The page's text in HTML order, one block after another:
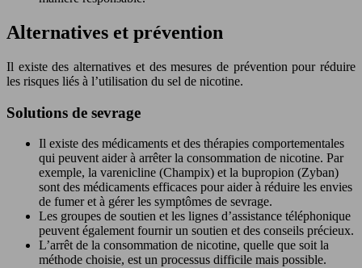
Alternatives et prévention
Il existe des alternatives et des mesures de prévention pour réduire
les risques liés à l’utilisation du sel de nicotine.
Solutions de sevrage
Il existe des médicaments et des thérapies comportementales
qui peuvent aider à arrêter la consommation de nicotine. Par
exemple, la varenicline (Champix) et la bupropion (Zyban)
sont des médicaments efficaces pour aider à réduire les envies
de fumer et à gérer les symptômes de sevrage.
Les groupes de soutien et les lignes d’assistance téléphonique
peuvent également fournir un soutien et des conseils précieux.
L’arrêt de la consommation de nicotine, quelle que soit la
méthode choisie, est un processus difficile mais possible.